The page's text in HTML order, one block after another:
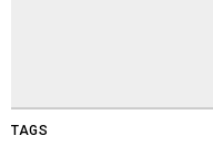
TAGS